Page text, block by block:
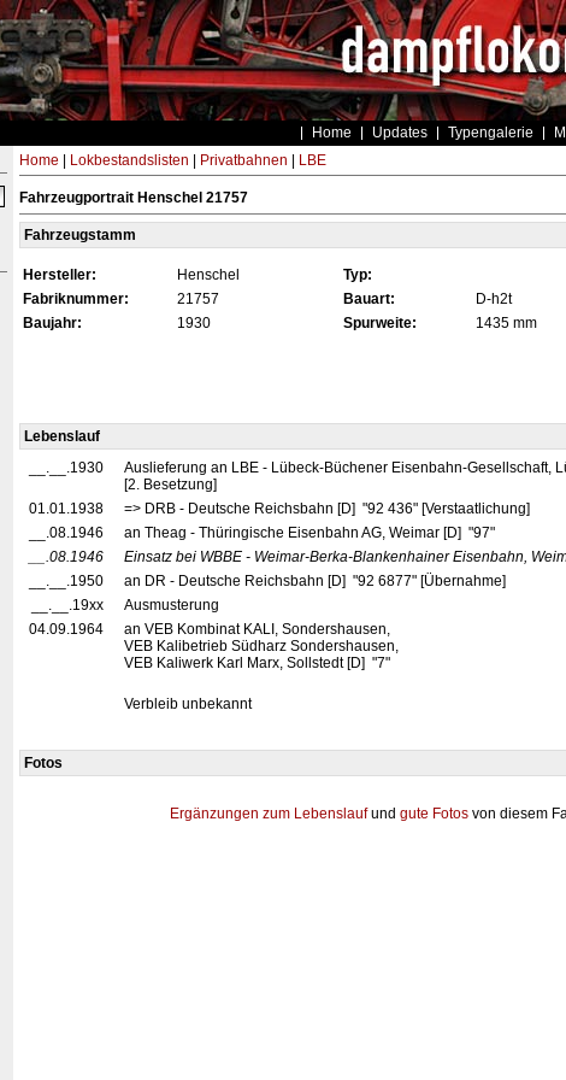
Home Updates Typengalerie
Home Lokbestandslisten Privatbahnen LBE
Fahrzeugportrait Henschel 21757
Fahrzeugstamm
Hersteller: Henschel Typ:
Fabriknummer:
21757 Bauart: D-h2t
Baujahr:
1930 Spurweite: 1435 mm
Lebenslauf
__.__.1930
Auslieferung an LBE - Lübeck-Büchener Eisenbahn-Gesellschaft,
[2. Besetzung]
01.01.1938
=> DRB - Deutsche Reichsbahn [D] "92 436" [Verstaatlichung]
__.08.1946
an Theag - Thüringische Eisenbahn AG, Weimar [D] "97"
__.08.1946
Einsatz bei WBBE - Weimar-Berka-Blankenhainer Eisenbahn,
__.__.1950
an DR - Deutsche Reichsbahn [D] "92 6877" [Übernahme]
__.__.19xx
Ausmusterung
04.09.1964
an VEB Kombinat KALI, Sondershausen,
VEB Kalibetrieb Südharz Sondershausen,
VEB Kaliwerk Karl Marx, Sollstedt [D] "7"
Verbleib unbekannt
Fotos
Ergänzungen zum Lebenslaufund gute Fotos von diesem